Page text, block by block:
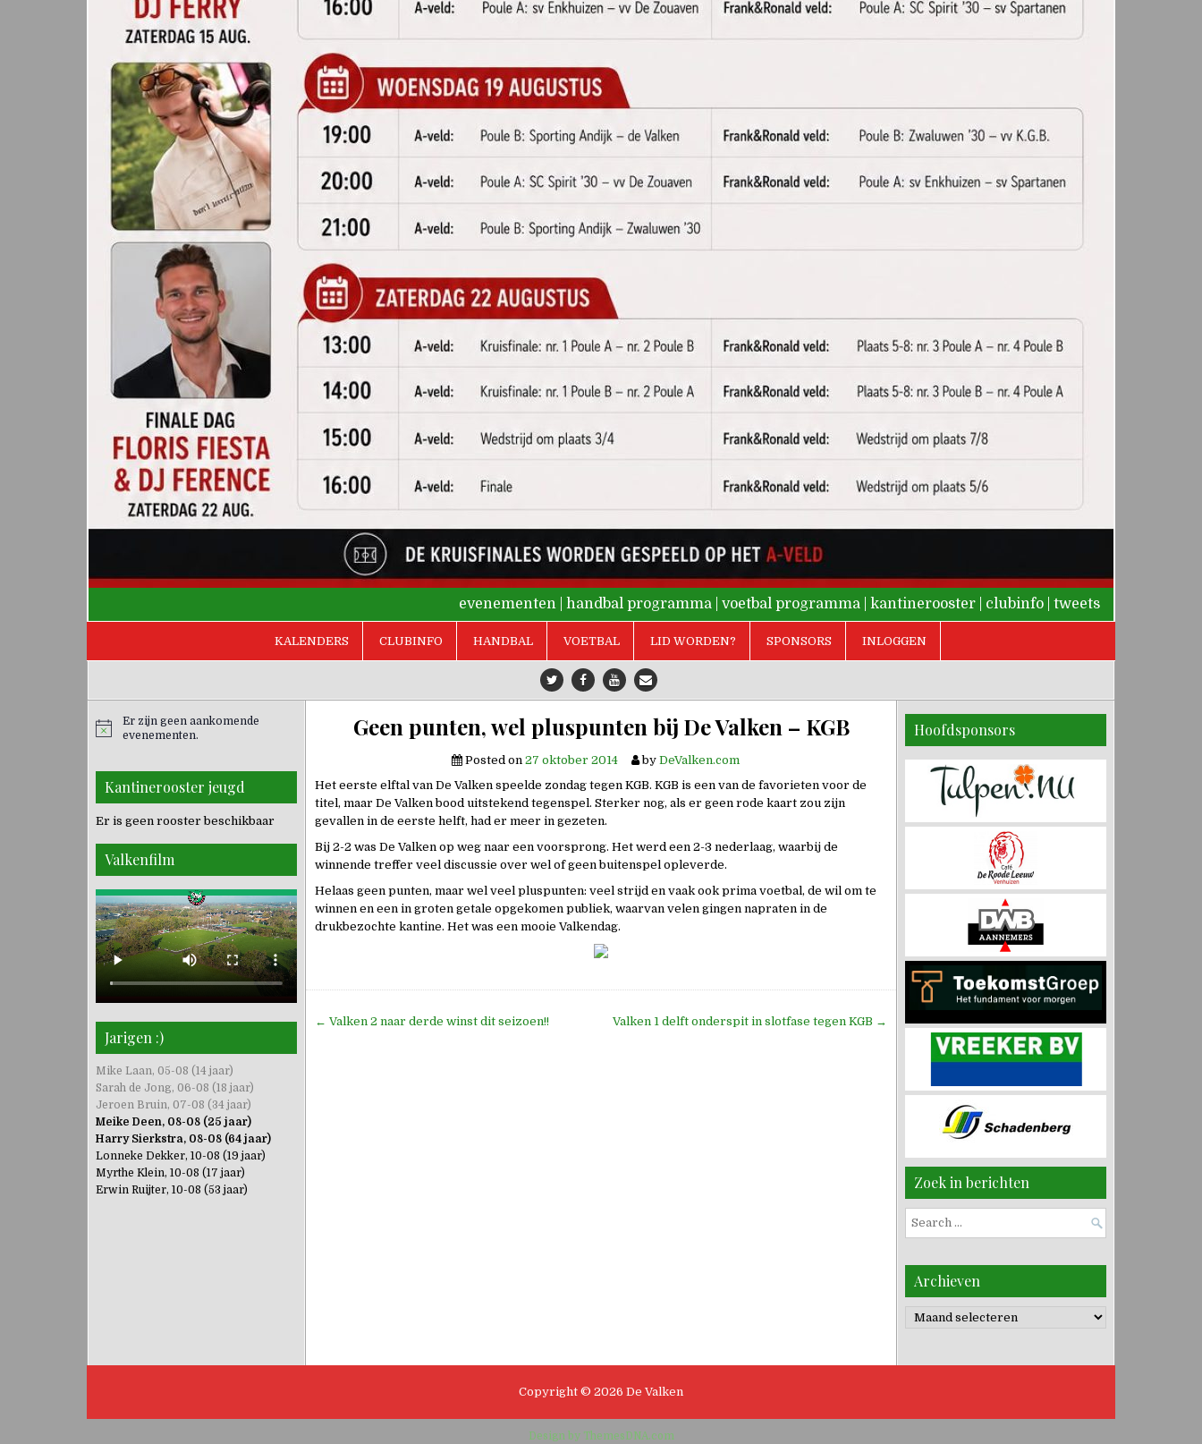
evenementen handbal programma voetbal programma kantinerooster clubinfo tweets
KALENDERS CLUBINFO HANDBAL VOETBAL LID WORDEN? SPONSORS INLOGGEN
Geen punten, wel pluspunten bij De Valken – KGB
Posted on 27 oktober 2014 by DeValken.com
Het eerste elftal van De Valken speelde zondag tegen KGB. KGB is een van de favorieten voor de
titel, maar De Valken bood uitstekend tegenspel. Sterker nog, als er geen rode kaart zou zijn
gevallen in de eerste helft, had er meer in gezeten.
Bij 2-2 was De Valken op weg naar een voorsprong. Het werd een 2-3 nederlaag, waarbij de
winnende treffer veel discussie over wel of geen buitenspel opleverde.
Helaas geen punten, maar wel veel pluspunten: veel strijd en vaak ook prima voetbal, de wil om te
winnen en een in groten getale opgekomen publiek, waarvan velen gingen napraten in de
drukbezochte kantine. Het was een mooie Valkendag.
Bericht
← Valken 2 naar derde winst dit seizoen!! Valken 1 delft onderspit in slotfase tegen KGB →
Er zijn geen aankomende
evenementen.
Kantinerooster jeugd
Er is geen rooster beschikbaar
Valkenfilm
Jarigen :)
Mike Laan, 05-08 (14 jaar)
Sarah de Jong, 06-08 (18 jaar)
Jeroen Bruin, 07-08 (34 jaar)
Meike Deen, 08-08 (25 jaar)
Harry Sierkstra, 08-08 (64 jaar)
Lonneke Dekker, 10-08 (19 jaar)
Myrthe Klein, 10-08 (17 jaar)
Erwin Ruijter, 10-08 (53 jaar)
Hoofdsponsors
Zoek in berichten
Search
for:
Archieven
Archieven
Copyright © 2026 De Valken
Design by ThemesDNA.com